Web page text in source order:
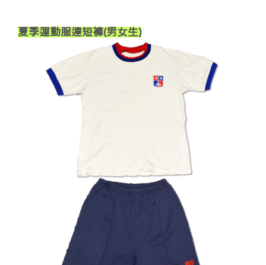
夏季運動服連短褲(男女生)